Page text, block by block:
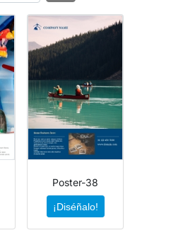
Poster-38
¡Diséñalo!